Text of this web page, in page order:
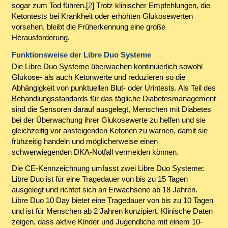
sogar zum Tod führen.[2] Trotz klinischer Empfehlungen, die
Ketontests bei Krankheit oder erhöhten Glukosewerten
vorsehen, bleibt die Früherkennung eine große
Herausforderung.
Funktionsweise der Libre Duo Systeme
Die Libre Duo Systeme überwachen kontinuierlich sowohl
Glukose- als auch Ketonwerte und reduzieren so die
Abhängigkeit von punktuellen Blut- oder Urintests. Als Teil des
Behandlungsstandards für das tägliche Diabetesmanagement
sind die Sensoren darauf ausgelegt, Menschen mit Diabetes
bei der Überwachung ihrer Glukosewerte zu helfen und sie
gleichzeitig vor ansteigenden Ketonen zu warnen, damit sie
frühzeitig handeln und möglicherweise einen
schwerwiegenden DKA-Notfall vermeiden können.
Die CE-Kennzeichnung umfasst zwei Libre Duo Systeme:
Libre Duo ist für eine Tragedauer von bis zu 15 Tagen
ausgelegt und richtet sich an Erwachsene ab 18 Jahren.
Libre Duo 10 Day bietet eine Tragedauer von bis zu 10 Tagen
und ist für Menschen ab 2 Jahren konzipiert. Klinische Daten
zeigen, dass aktive Kinder und Jugendliche mit einem 10-